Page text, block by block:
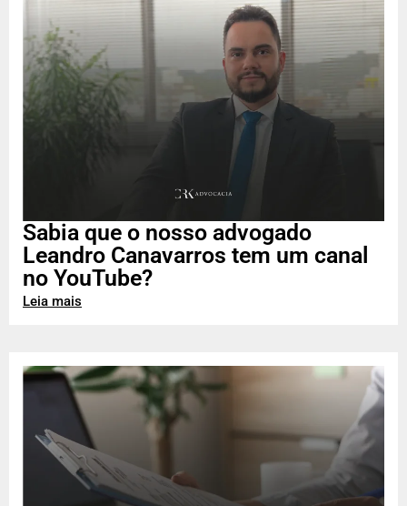
Sabia que o nosso advogado
Leandro Canavarros tem um canal
no YouTube?
Leia mais